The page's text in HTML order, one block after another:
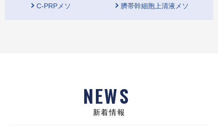
C-PRPメソ 臍帯幹細胞上清液メソ
NEWS
新着情報